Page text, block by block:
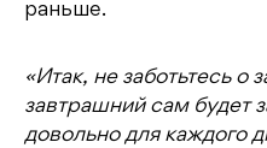
раньше.
«Итак, не заботьтесь о
завтрашний сам будет
довольно для каждого